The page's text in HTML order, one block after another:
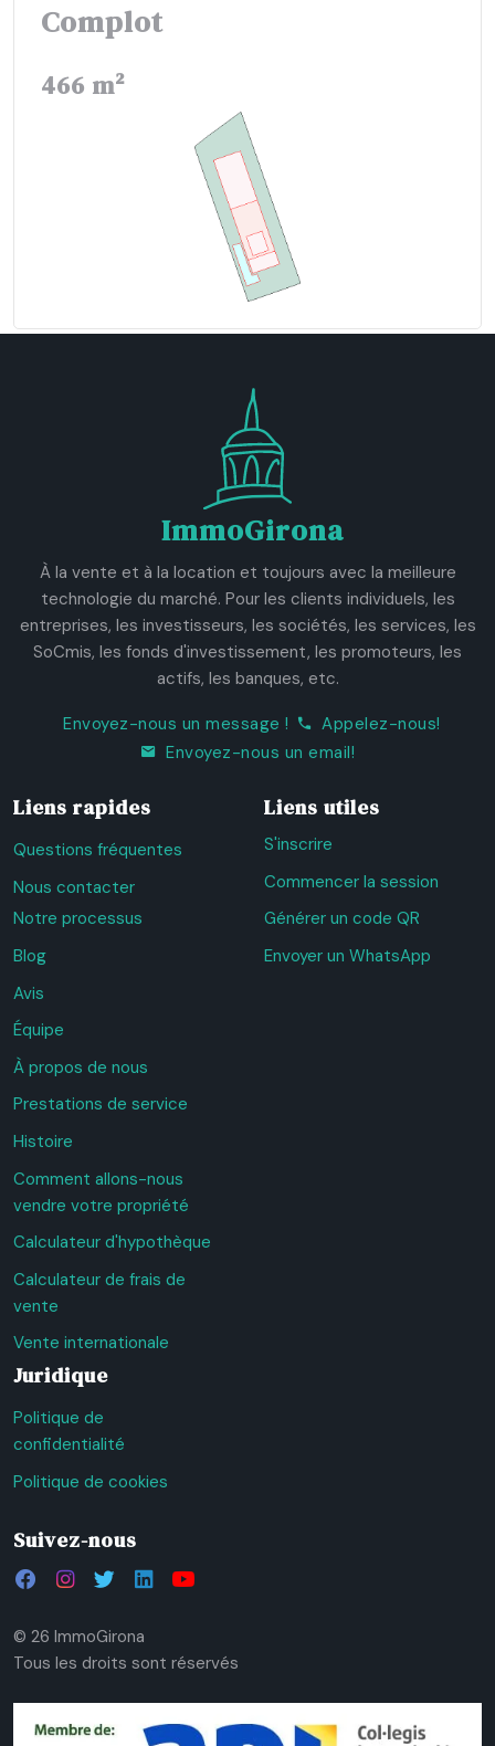
Complot
466 m²
ImmoGirona
À la vente et à la location et toujours avec la meilleure
technologie du marché. Pour les clients individuels, les
entreprises, les investisseurs, les sociétés, les services, les
SoCmis, les fonds d'investissement, les promoteurs, les
actifs, les banques, etc.
Envoyez-nous un message !
Appelez-nous!
Envoyez-nous un email!
Liens rapides
Questions fréquentes
Nous contacter
Notre processus
Blog
Avis
Équipe
À propos de nous
Prestations de service
Histoire
Comment allons-nous
vendre votre propriété
Calculateur d'hypothèque
Calculateur de frais de
vente
Vente internationale
Liens utiles
S'inscrire
Commencer la session
Générer un code QR
Envoyer un WhatsApp
Juridique
Politique de
confidentialité
Politique de cookies
Suivez-nous
© 26 ImmoGirona
Tous les droits sont réservés